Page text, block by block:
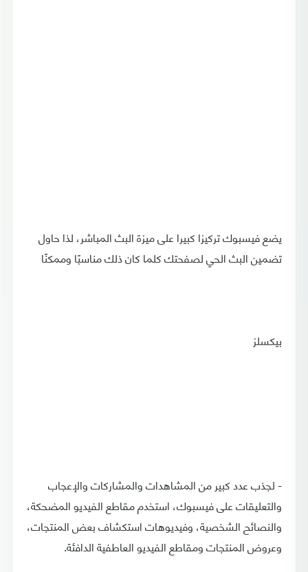
يضع فيسبوك تركيزا كبيرا على ميزة البث المباشر، لذا حاول
تضمين البث الحي لصفحتك كلما كان ذلك مناسبًا وممكنًا
بيكسلز
- لجذب عدد كبير من المشاهدات والمشاركات والإعجاب
والتعليقات على فيسبوك، استخدم مقاطع الفيديو المضحكة،
والنصائح الشخصية، وفيديوهات استكشاف بعض المنتجات،
وعروض المنتجات ومقاطع الفيديو العاطفية الدافئة.